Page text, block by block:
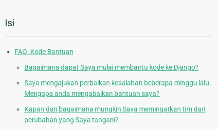
Isi
FAQ: Kode Bantuan
Bagaimana dapat Saya mulai membantu kode ke Django?
Saya mengajukan perbaikan kesalahan beberapa minggu lalu.
Mengapa anda mengabaikan bantuan saya?
Kapan dan bagaimana mungkin Saya memingatkan tim dari
perubahan yang Saya tangani?